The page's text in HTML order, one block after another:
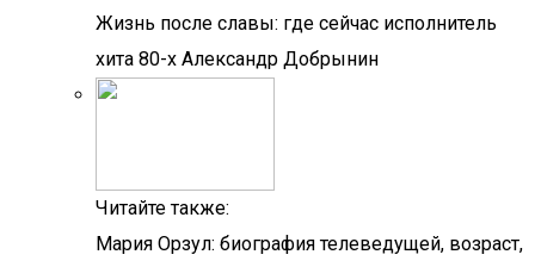
Жизнь после славы: где сейчас исполнитель
хита 80-х Александр Добрынин
Читайте также:
Мария Орзул: биография телеведущей, возраст,